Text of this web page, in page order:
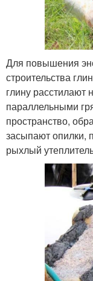
Для повышения
строительства
глину расстилают
параллельными
пространство,
засыпают опилки,
рыхлый